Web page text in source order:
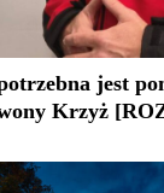
jest
Krzyż